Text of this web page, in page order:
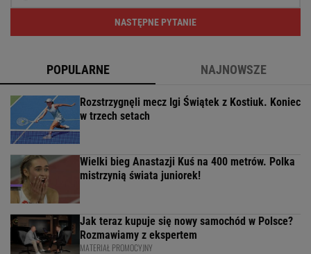
NASTĘPNE PYTANIE
POPULARNE NAJNOWSZE
Rozstrzygnęli mecz Igi Świątek z Kostiuk. Koniec
w trzech setach
Wielki bieg Anastazji Kuś na 400 metrów. Polka
mistrzynią świata juniorek!
Jak teraz kupuje się nowy samochód w Polsce?
Rozmawiamy z ekspertem
MATERIAŁ PROMOCYJNY